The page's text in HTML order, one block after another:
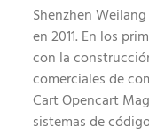
Shenzhen
en 2011. En los
con la
comerciales de
Cart Opencart
sistemas de